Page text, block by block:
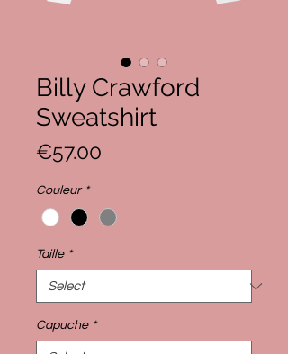
Billy Crawford
Sweatshirt
€57.00
Couleur *
Taille *
Capuche *